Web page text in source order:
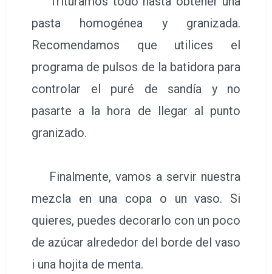
pasta homogénea y granizada.
Recomendamos que utilices el
programa de pulsos de la batidora para
controlar el puré de sandía y no
pasarte a la hora de llegar al punto
granizado.
Finalmente, vamos a servir nuestra
mezcla en una copa o un vaso. Si
quieres, puedes decorarlo con un poco
de azúcar alrededor del borde del vaso
i una hojita de menta.